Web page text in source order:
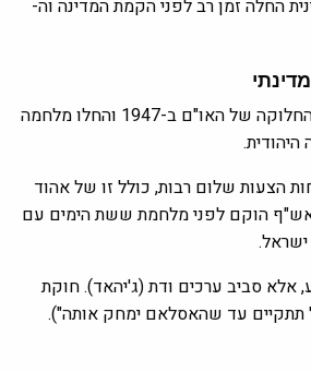
החלה זמן רב לפני הקמת המדינה וה-
הערבים דחו את תוכנית החלוקה של האו"ם ב-1947 והחלו מלחמה
הצעות שלום רבות, כולל זו של אהוד
ארגון אש"ף הוקם לפני מלחמת ששת הימים עם
אלא סביב ערכים ודת (ג'יהאד). חוקת
עד שהאסלאם ימחק אותה").